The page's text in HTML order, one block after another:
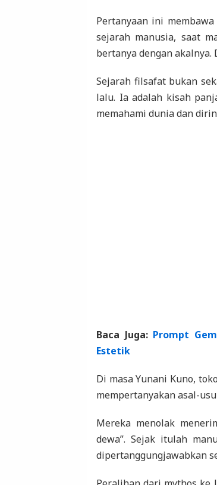
Pertanyaan ini
sejarah manusia, saat
bertanya dengan
Sejarah filsafat bukan
lalu. Ia adalah kisah
memahami dunia dan
Baca Juga: Prompt
Estetik
Di masa Yunani Kuno,
mempertanyakan asal-
Mereka menolak
dewa”. Sejak itulah
dipertanggungjawabkan